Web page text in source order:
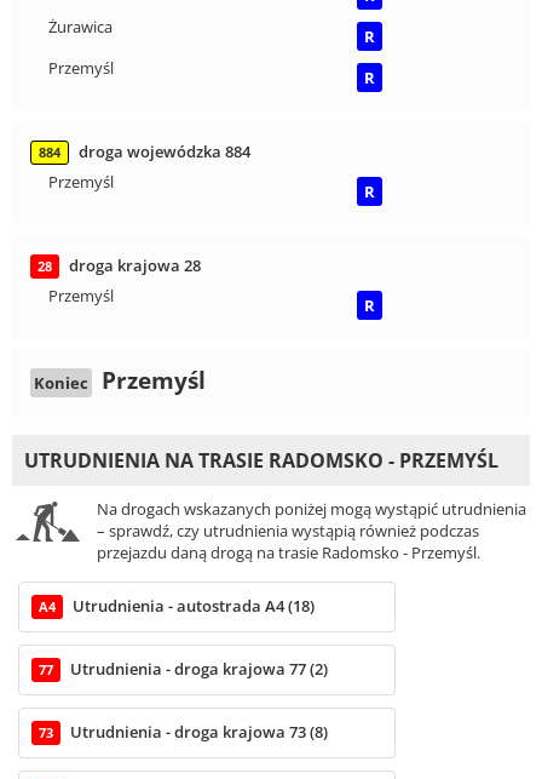
Żurawica
R
Przemyśl
R
884
droga wojewódzka 884
Przemyśl
R
28
droga krajowa 28
Przemyśl
R
Koniec Przemyśl
UTRUDNIENIA NA TRASIE RADOMSKO - PRZEMYŚL
Na drogach wskazanych poniżej mogą wystąpić utrudnienia
– sprawdź, czy utrudnienia wystąpią również podczas
przejazdu daną drogą na trasie Radomsko - Przemyśl.
A4 Utrudnienia - autostrada A4 (18)
77 Utrudnienia - droga krajowa 77 (2)
73 Utrudnienia - droga krajowa 73 (8)